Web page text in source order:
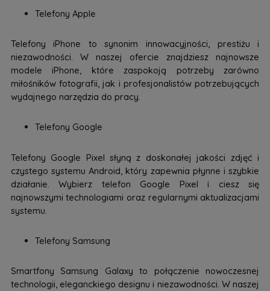
Telefony Apple
Telefony iPhone to synonim innowacyjności, prestiżu i
niezawodności. W naszej ofercie znajdziesz najnowsze
modele iPhone, które zaspokoją potrzeby zarówno
miłośników fotografii, jak i profesjonalistów potrzebujących
wydajnego narzędzia do pracy.
Telefony Google
Telefony Google Pixel słyną z doskonałej jakości zdjęć i
czystego systemu Android, który zapewnia płynne i szybkie
działanie. Wybierz telefon Google Pixel i ciesz się
najnowszymi technologiami oraz regularnymi aktualizacjami
systemu.
Telefony Samsung
Smartfony Samsung Galaxy to połączenie nowoczesnej
technologii, eleganckiego designu i niezawodności. W naszej